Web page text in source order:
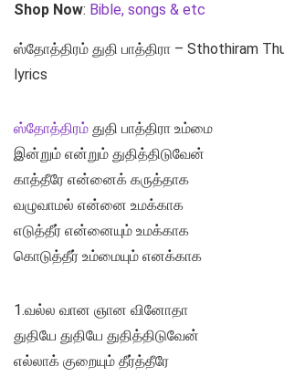
Shop Now: Bible, songs & etc
ஸ்தோத்திரம் துதி பாத்திரா – Sthothiram
lyrics
ஸ்தோத்திரம் துதி பாத்திரா உம்மை
இன்றும் என்றும் துதித்திடுவேன்
காத்தீரே என்னைக் கருத்தாக
வழுவாமல் என்னை உமக்காக
எடுத்தீர் என்னையும் உமக்காக
கொடுத்தீர் உம்மையும் எனக்காக
1.வல்ல வான ஞான வினோதா
துதியே துதியே துதித்திடுவேன்
எல்லாக் குறையும் தீர்த்தீரே